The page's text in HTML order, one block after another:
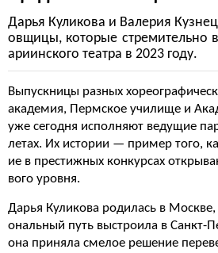
Дарья Куликова и Валерия
овщицы, которые стремительно
ариинского театра в 2023 году.
Выпускницы разных
академия, Пермское училище и
уже сегодня исполняют ведущие
летах. Их истории — пример того,
ие в престижных конкурсах
вого уровня.
Дарья Куликова родилась в
ональный путь выстроила в Санкт-
она приняла смелое решение